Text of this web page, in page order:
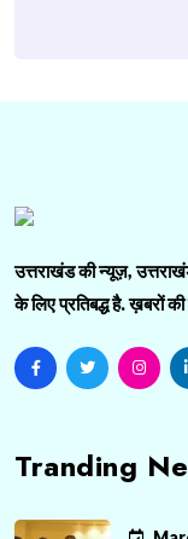
उत्तराखंड की न्यूज़,
के लिए प्रतिबद्ध है. ख़बरों की
Tranding